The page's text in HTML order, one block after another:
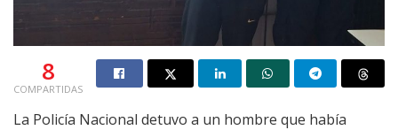
8
COMPARTIDAS
La Policía Nacional detuvo a un hombre que había